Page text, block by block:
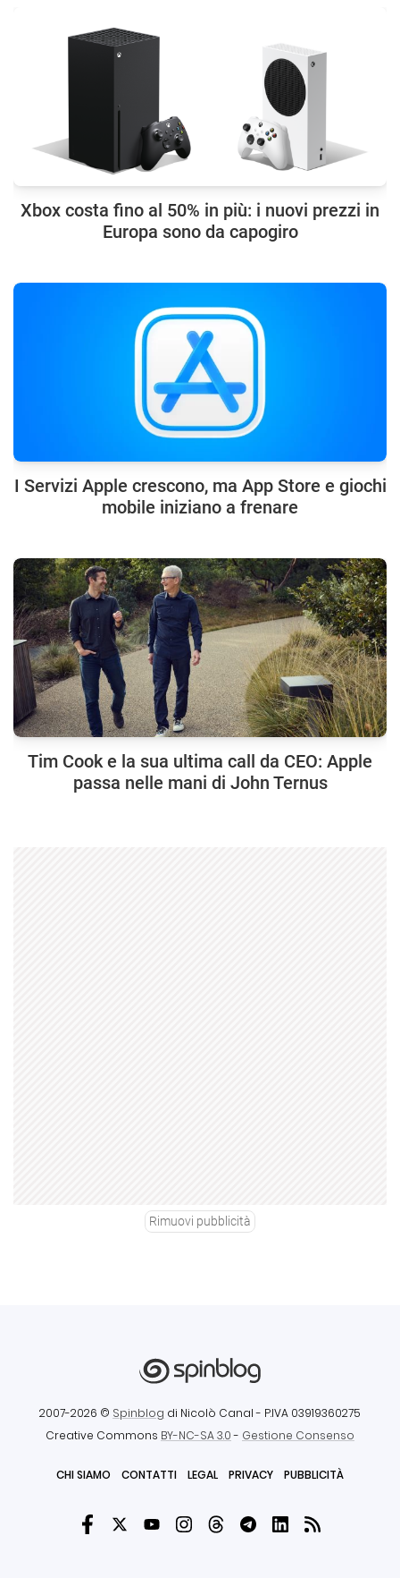
Xbox costa fino al 50% in più: i nuovi prezzi in
Europa sono da capogiro
I Servizi Apple crescono, ma App Store e giochi
mobile iniziano a frenare
Tim Cook e la sua ultima call da CEO: Apple
passa nelle mani di John Ternus
Rimuovi pubblicità
2007-2026 © Spinblog di Nicolò Canal - P.IVA 03919360275
Creative Commons BY-NC-SA 3.0- Gestione Consenso
CHI SIAMO CONTATTI LEGAL PRIVACY PUBBLICITÀ